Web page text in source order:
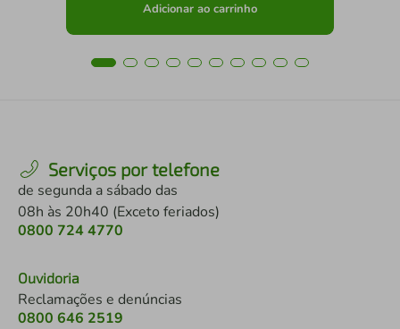
Adicionar ao carrinho
Serviços por telefone
de segunda a sábado das
08h às 20h40 (Exceto feriados)
0800 724 4770
Ouvidoria
Reclamações e denúncias
0800 646 2519